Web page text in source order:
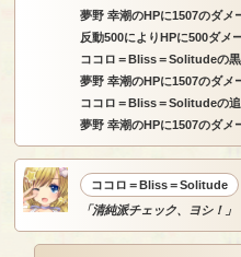
夢野 幸潮のHPに1507のダメ
反動500によりHPに500ダメ
ココロ＝Bliss＝Solitudeの黒
夢野 幸潮のHPに1507のダメ
ココロ＝Bliss＝Solitudeの追
夢野 幸潮のHPに1507のダメ
ココロ＝Bliss＝Solitude
「清純派チェック、ヨシ！」